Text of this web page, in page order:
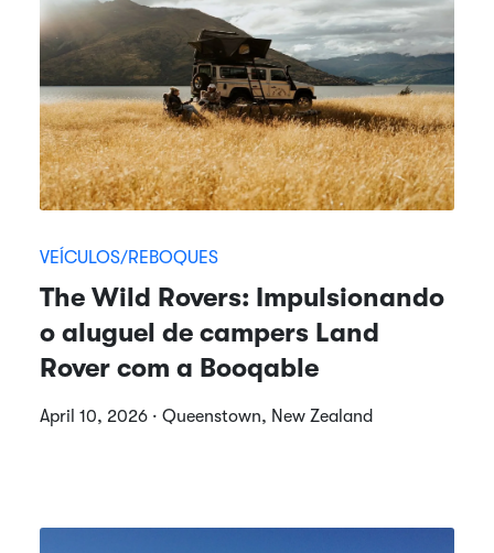
VEÍCULOS/REBOQUES
The Wild Rovers: Impulsionando
o aluguel de campers Land
Rover com a Booqable
April 10, 2026 · Queenstown, New Zealand